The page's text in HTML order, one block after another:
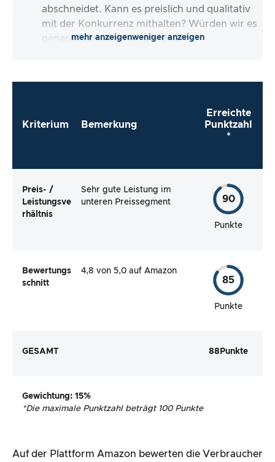
abschneidet. Kann es preislich und qualitativ
mit der Konkurrenz mithalten? Würden wir es
generell zum Kauf empfehlen?
mehr anzeigenweniger anzeigen
Kriterium Bemerkung
Erreichte
Punktzahl
*
Preis- /
Leistungsve
rhältnis
Sehr gute Leistung im
unteren Preissegment
90
Punkte
Bewertungs
schnitt
4,8 von 5,0 auf Amazon
85
Punkte
GESAMT 88 Punkte
Gewichtung: 15%
*Die maximale Punktzahl beträgt 100 Punkte
Auf der Plattform Amazon bewerten die Verbraucher